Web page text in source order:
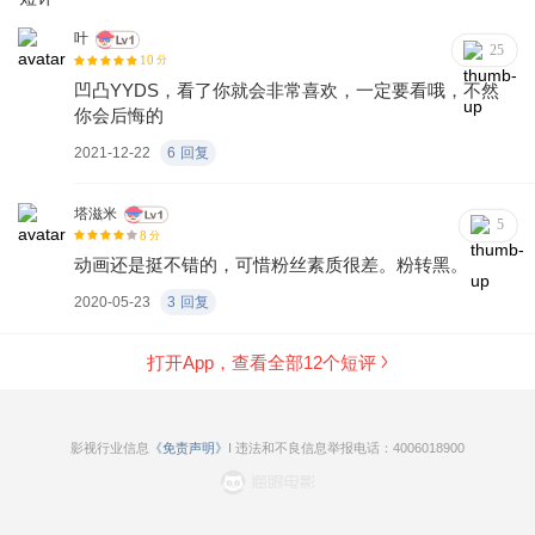
叶
10 分
25
凹凸YYDS，看了你就会非常喜欢，一定要看哦，不然
你会后悔的
2021-12-22 6 回复
塔滋米
8 分
5
动画还是挺不错的，可惜粉丝素质很差。粉转黑。
2020-05-23 3 回复
打开App，查看全部12个短评
影视行业信息 《免责声明》 I 违法和不良信息举报电话：4006018900